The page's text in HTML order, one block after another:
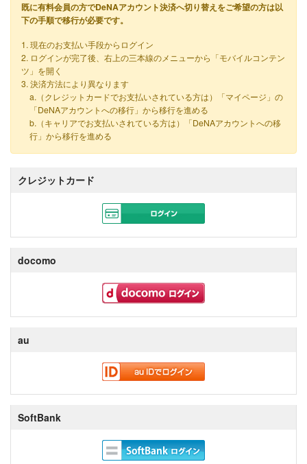
既に有料会員の方でDeNAアカウント決済へ切り替えをご希望の方は以
下の手順で移行が必要です。
1. 現在のお支払い手段からログイン
2. ログインが完了後、右上の三本線のメニューから「モバイルコンテン
ツ」を開く
3. 決済方法により異なります
a.（クレジットカードでお支払いされている方は）「マイページ」の
「DeNAアカウントへの移行」から移行を進める
b.（キャリアでお支払いされている方は）「DeNAアカウントへの移
行」から移行を進める
クレジットカード
docomo
au
SoftBank